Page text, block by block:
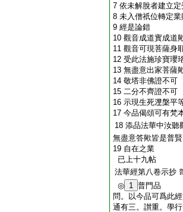
7 依未解脫者建立定
8 未入僧祇位轉定業
9 經是論錯
10 觀音成道實成道
11 觀音可現菩薩身
12 受此法施珍寶瓔
13 無盡意出家菩薩
14 敬塔非佛證不可
15 二分不齊證不可
16 示現生死𣵀槃平
17 今品偈頌可有梵
18 添品法華中汝聽
無盡意答歟皆是普賢
19 自在之業
已上十九帖
法華經第八卷示抄
◎ 1 普門品
問。以今品可爲此
通有三。讃重。學